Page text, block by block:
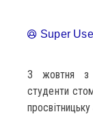
Super
3 жовтня з
студенти